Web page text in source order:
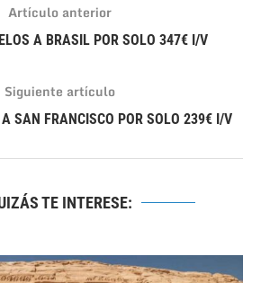
Artículo anterior
A BRASIL POR SOLO 347€ I/V
Siguiente artículo
SAN FRANCISCO POR SOLO 239€ I/V
TE INTERESE: